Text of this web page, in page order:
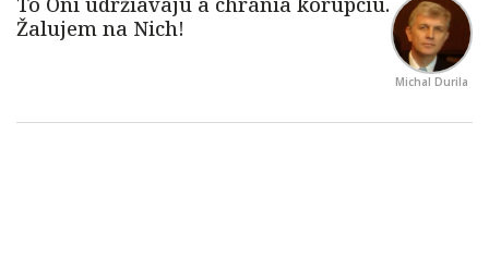
Michal Durila